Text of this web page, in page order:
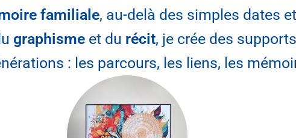
familiale, au-delà des simples dates
graphismeet du récit, je crée des
: les parcours, les liens, les